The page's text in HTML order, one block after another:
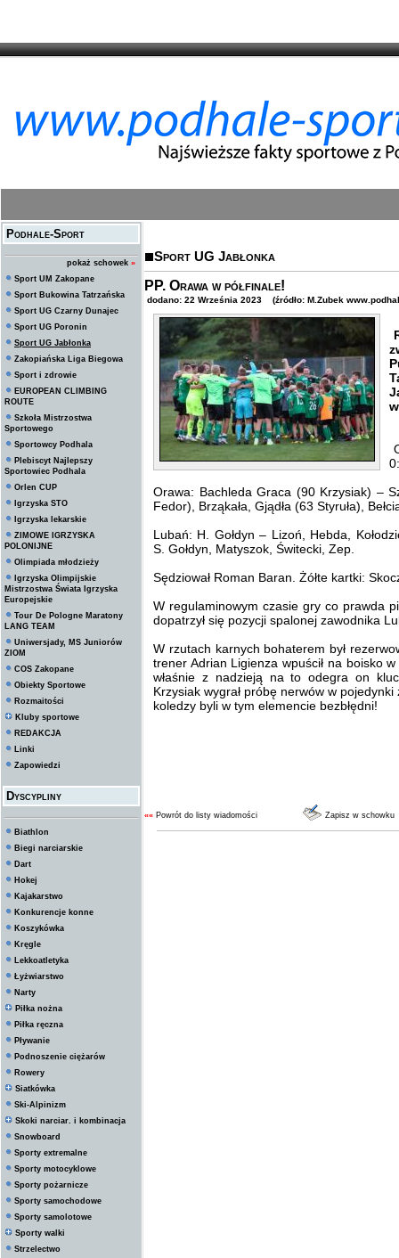
Podhale-Sport
pokaż schowek »
Sport UM Zakopane
Sport Bukowina Tatrzańska
Sport UG Czarny Dunajec
Sport UG Poronin
Sport UG Jabłonka
Zakopiańska Liga Biegowa
Sport i zdrowie
EUROPEAN CLIMBING
ROUTE
Szkoła Mistrzostwa
Sportowego
Sportowcy Podhala
Plebiscyt Najlepszy
Sportowiec Podhala
Orlen CUP
Igrzyska STO
Igrzyska lekarskie
ZIMOWE IGRZYSKA
POLONIJNE
Olimpiada młodzieży
Igrzyska Olimpijskie
Mistrzostwa Świata Igrzyska
Europejskie
Tour De Pologne Maratony
LANG TEAM
Uniwersjady, MS Juniorów
ZIOM
COS Zakopane
Obiekty Sportowe
Rozmaitości
Kluby sportowe
REDAKCJA
Linki
Zapowiedzi
Dyscypliny
Biathlon
Biegi narciarskie
Dart
Hokej
Kajakarstwo
Konkurencje konne
Koszykówka
Kręgle
Lekkoatletyka
Łyżwiarstwo
Narty
Piłka nożna
Piłka ręczna
Pływanie
Podnoszenie ciężarów
Rowery
Siatkówka
Ski-Alpinizm
Skoki narciar. i kombinacja
Snowboard
Sporty extremalne
Sporty motocyklowe
Sporty pożarnicze
Sporty samochodowe
Sporty samolotowe
Sporty walki
Strzelectwo
Sport UG Jabłonka
PP. Orawa w półfinale!
dodano: 22 Września 2023 (źródło: M.Zubek
Orawa: Bachleda Graca (90 Krzysiak) –
Fedor), Brząkała, Gjądła (63 Styruła),
Lubań: H. Gołdyn – Lizoń, Hebda,
S. Gołdyn, Matyszok, Świtecki, Zep.
Sędziował Roman Baran. Żółte kartki:
W regulaminowym czasie gry co prawda
dopatrzył się pozycji spalonej zawodnika
W rzutach karnych bohaterem był
trener Adrian Ligienza wpuścił na boisko
właśnie z nadzieją na to odegra on
Krzysiak wygrał próbę nerwów w
koledzy byli w tym elemencie bezbłędni!
«« Powrót do listy wiadomości Zapisz w schowku